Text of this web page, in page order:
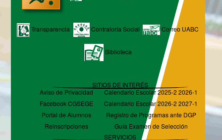
Transparencia Contraloría Social Correo UABC
Biblioteca
SITIOS DE INTERÉS
Aviso de Privacidad
Calendario Escolar 2025-2 2026-1
Facebook CGSEGE
Calendario Escolar 2026-2 2027-1
Portal de Alumnos
Registro de Programas ante DGP
Reinscripciones
Guía Examen de Selección
SERVICIOS